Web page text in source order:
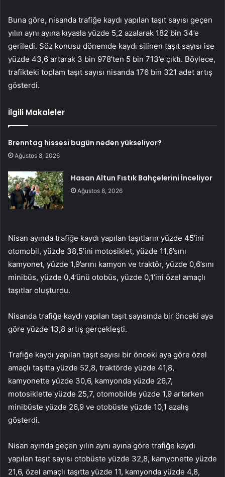
Buna göre, nisanda trafiğe kaydı yapılan taşıt sayısı geçen
yılın aynı ayına kıyasla yüzde 5,2 azalarak 182 bin 34’e
geriledi. Söz konusu dönemde kaydı silinen taşıt sayısı ise
yüzde 43,6 artarak 3 bin 978’ten 5 bin 713’e çıktı. Böylece,
trafikteki toplam taşıt sayısı nisanda 176 bin 321 adet artış
gösterdi.
İlgili Makaleler
Brenntag hissesi bugün neden yükseliyor?
Ağustos 8, 2026
Hasan Altun Fıstık Bahçelerini İnceliyor
Ağustos 8, 2026
Nisan ayında trafiğe kaydı yapılan taşıtların yüzde 45’ini
otomobil, yüzde 38,5’ini motosiklet, yüzde 11,6’sını
kamyonet, yüzde 1,9’arını kamyon ve traktör, yüzde 0,6’sını
minibüs, yüzde 0,4’ünü otobüs, yüzde 0,1’ini özel amaçlı
taşıtlar oluşturdu.
Nisanda trafiğe kaydı yapılan taşıt sayısında bir önceki aya
göre yüzde 13,8 artış gerçekleşti.
Trafiğe kaydı yapılan taşıt sayısı bir önceki aya göre özel
amaçlı taşıtta yüzde 52,8, traktörde yüzde 41,8,
kamyonette yüzde 30,6, kamyonda yüzde 26,7,
motosiklette yüzde 25,7, otomobilde yüzde 1,9 artarken
minibüste yüzde 26,9 ve otobüste yüzde 10,1 azalış
gösterdi.
Nisan ayında geçen yılın aynı ayına göre trafiğe kaydı
yapılan taşıt sayısı otobüste yüzde 32,8, kamyonette yüzde
21,6, özel amaçlı taşıtta yüzde 11, kamyonda yüzde 4,8,